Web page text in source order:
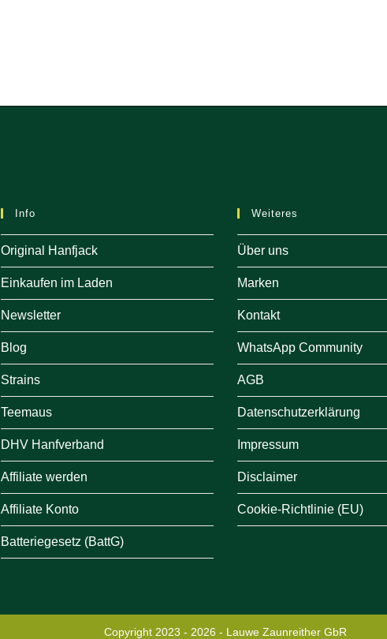
Info
Original Hanfjack
Einkaufen im Laden
Newsletter
Blog
Strains
Teemaus
DHV Hanfverband
Affiliate werden
Affiliate Konto
Batteriegesetz (BattG)
Weiteres
Über uns
Marken
Kontakt
WhatsApp Community
AGB
Datenschutzerklärung
Impressum
Disclaimer
Cookie-Richtlinie (EU)
Copyright 2023 - 2026 - Lauwe Zaunreither GbR